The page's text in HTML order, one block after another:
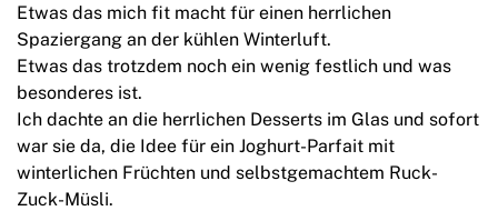
Etwas das mich fit macht für einen herrlichen
Spaziergang an der kühlen Winterluft.
Etwas das trotzdem noch ein wenig festlich und was
besonderes ist.
Ich dachte an die herrlichen Desserts im Glas und sofort
war sie da, die Idee für ein Joghurt-Parfait mit
winterlichen Früchten und selbstgemachtem Ruck-
Zuck-Müsli.